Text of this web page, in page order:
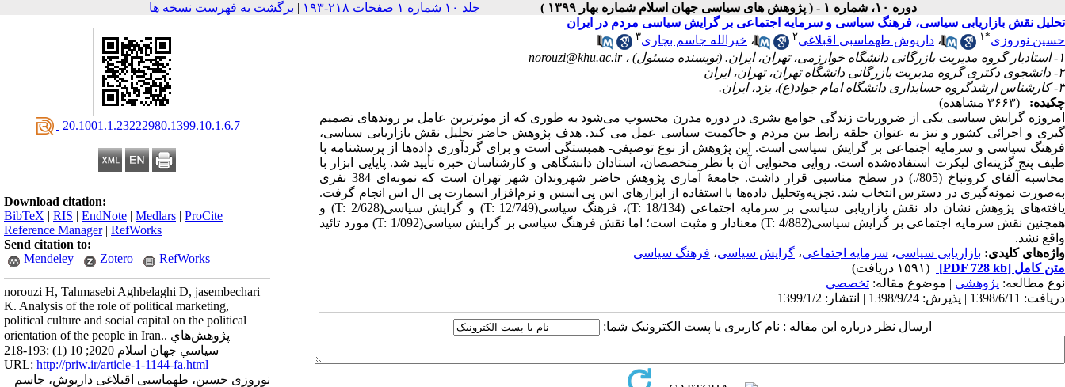
دوره ۱۰، شماره ۱ - ( پژوهش های سیاسی جهان اسلام شماره بهار ۱۳۹۹ ) جلد ۱۰ شماره ۱ صفحات ۲۱۸-۱۹۳ | برگشت به فهرست نسخه ها
‎ 20.1001.1.23222980.1399.10.1.6.7
Download citation:
BibTeX | RIS | EndNote | Medlars | ProCite |
Reference Manager| RefWorks
Send citation to:
Mendeley
Zotero RefWorks
norouzi H, Tahmasebi Aghbelaghi D, jasembechari
K. Analysis of the role of political marketing,
political culture and social capital on the political
orientation of the people in Iran.. پژوهش‌هاي
سياسي جهان اسلام 2020; 10 (1) :193-218
URL: http://priw.ir/article-1-1144-fa.html
نوروزی حسین، طهماسبی اقبلاغی داریوش، جاسم
تحلیل نقش بازاریابی سیاسی، فرهنگ سیاسی و سرمایه اجتماعی بر گرایش سیاسی مردم در ایران
حسین نوروزی*۱ ، داریوش طهماسبی اقبلاغی۲ ، خیرالله جاسم بچاری۳
۱- استادیار گروه مدیریت بازرگانی دانشگاه خوارزمی، تهران، ایران. (نویسنده مسئول) ،
norouzi@khu.ac.ir
۲- دانشجوی دکتری گروه مدیریت بازرگانی دانشگاه تهران، تهران، ایران
۳- کارشناس ارشدگروه حسابداری دانشگاه امام جواد(ع)، یزد، ایران.
چکیده:
(۳۶۶۳ مشاهده)
امروزه گرایش سیاسی یکی از ضروریات زندگی جوامع بشری در دوره مدرن محسوب می‌شود به طوری که از موثرترین عامل بر روندهای تصمیم
گیری و اجرائی کشور و نیز به عنوان حلقه رابط بین مردم و حاکمیت سیاسی عمل می کند.هدف پژوهش حاضر تحلیل نقش بازاریابی سیاسی،
فرهنگ سیاسی و سرمایه اجتماعی بر گرایش سیاسی است. این پژوهش از نوع توصیفی- همبستگی است و برای گردآوری داده‌ها از پرسشنامه با
طیف پنج گزینه‌ای لیکرت استفاده‌شده است. روایی محتوایی آن با نظر متخصصان، استادان دانشگاهی و کارشناسان خبره تأیید شد. پایایی ابزار با
محاسبه آلفای کرونباخ (805/.) در سطح مناسبی قرار داشت.
جامعۀ آماری پژوهش حاضر شهروندان شهر تهران است که نمونه‌ای 384 نفری
به‌صورت نمونه‌گیری در دسترس انتخاب شد. تجزیه‌وتحلیل داده‌ها با استفاده از ابزارهای اس پی اسس و نرم‌افزار اسمارت پی ال اس انجام گرفت.
یافته‌های پژوهش نشان داد نقش بازاریابی سیاسی بر سرمایه اجتماعی (
T: 18/134)، فرهنگ سیاسی(T: 12/749) و گرایش سیاسی(T: 2/628) و
همچنین نقش سرمایه اجتماعی بر گرایش سیاسی(T: 4/882) معنادار و مثبت است؛ اما نقش فرهنگ سیاسی بر گرایش سیاسی(T: 1/092) مورد تائید
واقع نشد.
واژه‌های کلیدی: بازاریابی سیاسی، سرمایه اجتماعی، گرایش سیاسی، فرهنگ سیاسی
متن کامل [PDF 728 kb]
(۱۵۹۱ دریافت)
نوع مطالعه: پژوهشي | موضوع مقاله: تخصصي
دریافت: 1398/6/11 | پذیرش: 1398/9/24 | انتشار: 1399/1/2
ارسال نظر درباره این مقاله : نام کاربری یا پست الکترونیک شما: